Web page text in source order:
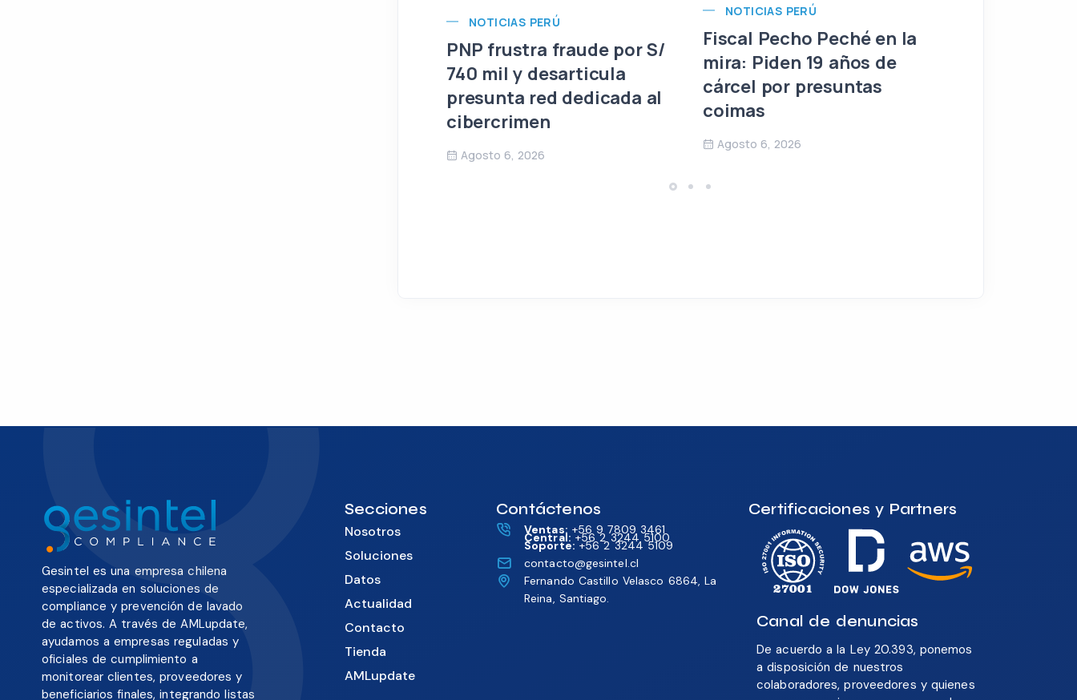
NOTICIAS PERÚ
PNP frustra fraude por S/
740 mil y desarticula
presunta red dedicada al
cibercrimen
Agosto 6, 2026
NOTICIAS PERÚ
Fiscal Pecho Peché en la
mira: Piden 19 años de
cárcel por presuntas
coimas
Agosto 6, 2026
Gesintel es una empresa chilena
especializada en soluciones de
compliance y prevención de lavado
de activos. A través de AMLupdate,
ayudamos a empresas reguladas y
oficiales de cumplimiento a
monitorear clientes, proveedores y
beneficiarios finales, integrando listas
Secciones
Nosotros
Soluciones
Datos
Actualidad
Contacto
Tienda
AMLupdate
Contáctenos
Ventas: +56 9 7809 3461
Central: +56 2 3244 5100
Soporte:+56 2 3244 5109
contacto@gesintel.cl
Fernando Castillo Velasco 6864, La
Reina, Santiago.
Certificaciones y Partners
Canal de denuncias
De acuerdo a la Ley 20.393, ponemos
a disposición de nuestros
colaboradores, proveedores y quienes